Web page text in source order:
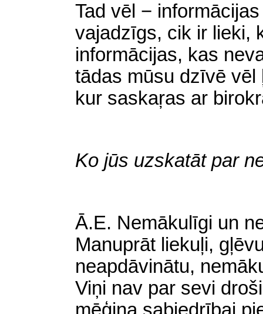
Tad vēl −
vajadzīgs, cik ir lieki,
informācijas, kas
tādas mūsu dzīvē
kur saskaŗas ar
Ko jūs uzskatāt par
Ā.E. Nemākulīgi un
Manuprāt liekuļi,
neapdāvinātu,
Viņi nav par sevi